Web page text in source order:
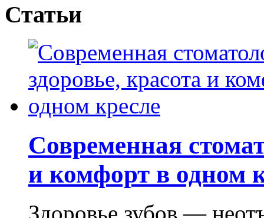
Статьи
Современная
и комфорт в одном